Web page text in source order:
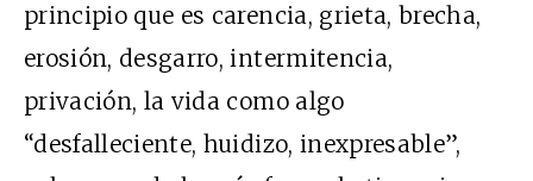
principio que es carencia, grieta, brecha,
erosión, desgarro, intermitencia,
privación, la vida como algo
“desfalleciente, huidizo, inexpresable”,